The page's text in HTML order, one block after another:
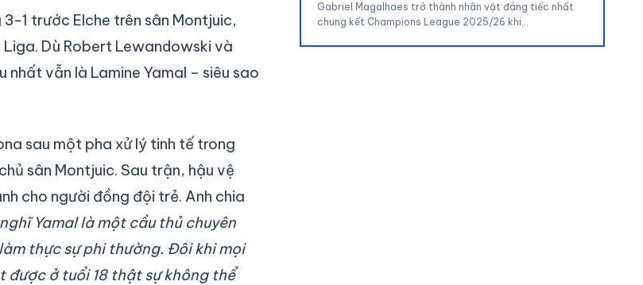
1 trước Elche trên sân Montjuic,
Dù Robert Lewandowski và
nhất vẫn là Lamine Yamal – siêu sao
sau một pha xử lý tinh tế trong
sân Montjuic. Sau trận, hậu vệ
cho người đồng đội trẻ. Anh chia
Yamal là một cầu thủ chuyên
thực sự phi thường. Đôi khi mọi
được ở tuổi 18 thật sự không thể
Gabriel Magalhaes trở thành nhân vật đáng tiếc nhất
chung kết Champions League 2025/26 khi…